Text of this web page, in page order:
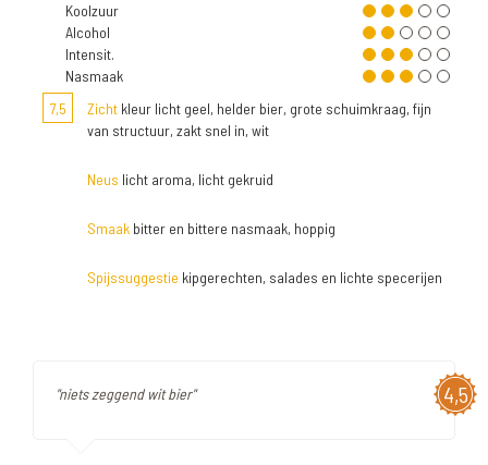
Koolzuur
Alcohol
Intensit.
Nasmaak
7,5
Zicht kleur licht geel, helder bier, grote schuimkraag, fijn
van structuur, zakt snel in, wit
Neus licht aroma, licht gekruid
Smaak bitter en bittere nasmaak, hoppig
Spijssuggestie kipgerechten, salades en lichte specerijen
4,5
"niets zeggend wit bier"